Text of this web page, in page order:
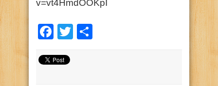
v=vt4HmdOOKpI
Facebook
Twitter